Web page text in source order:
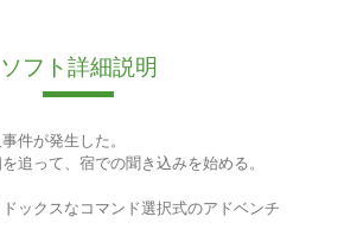
ソフト詳細説明
件が発生した。
追って、宿での聞き込みを始める。
ックスなコマンド選択式のアドベンチ